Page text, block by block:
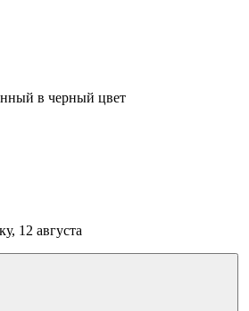
в черный цвет
12 августа